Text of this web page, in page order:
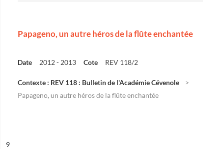
Papageno, un autre héros de la flûte enchantée
Date 2012 - 2013 Cote REV 118/2
Contexte : REV 118 : Bulletin de l'Académie Cévenole
Papageno, un autre héros de la flûte enchantée
n°
9